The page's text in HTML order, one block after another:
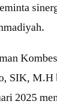
SIK, M.H
2025